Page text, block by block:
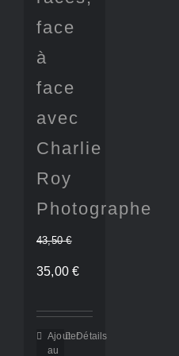
face
à
face
avec
Charlie
Roy
Photographe
43,50€
Le
initial
35,00€Le
actuel
Ajouter
au
Détails